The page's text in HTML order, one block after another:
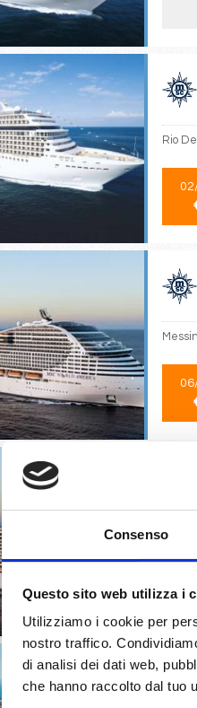
Consenso
Questo sito web utilizza i
Utilizziamo i cookie per
nostro traffico.
di analisi dei dati web,
che hanno raccolto dal tuo
Rio